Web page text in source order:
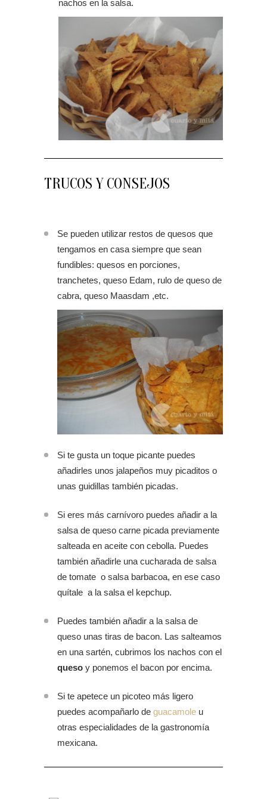
nachos en la salsa.
TRUCOS Y CONSEJOS
Se pueden utilizar restos de quesos que
tengamos en casa siempre que sean
fundibles: quesos en porciones,
tranchetes, queso Edam, rulo de queso de
cabra, queso Maasdam ,etc.
Si te gusta un toque picante puedes
añadirles unos jalapeños muy picaditos o
unas guidillas también picadas.
Si eres más carnívoro puedes añadir a la
salsa de queso carne picada previamente
salteada en aceite con cebolla. Puedes
también añadirle una cucharada de salsa
de tomate o salsa barbacoa, en ese caso
quítale a la salsa el kepchup.
Puedes también añadir a la salsa de
queso unas tiras de bacon. Las salteamos
en una sartén, cubrimos los nachos con el
queso y ponemos el bacon por encima.
Si te apetece un picoteo más ligero
puedes acompañarlo de guacamole u
otras especialidades de la gastronomía
mexicana.